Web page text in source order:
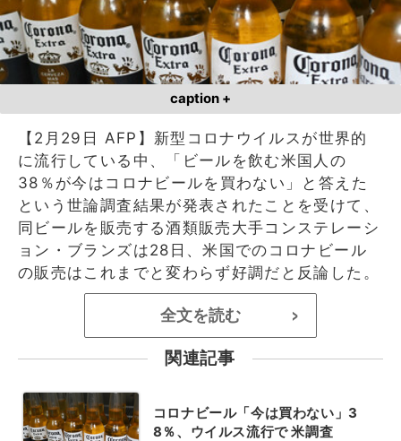
caption +
【2月29日 AFP】新型コロナウイルスが世界的
に流行している中、「ビールを飲む米国人の
38％が今はコロナビールを買わない」と答えた
という世論調査結果が発表されたことを受けて、
同ビールを販売する酒類販売大手コンステレーシ
ョン・ブランズは28日、米国でのコロナビール
の販売はこれまでと変わらず好調だと反論した。
全文を読む >
関連記事
コロナビール「今は買わない」3
8％、ウイルス流行で 米調査